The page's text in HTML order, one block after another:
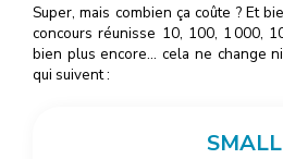
Super, mais combien ça coûte ? Et
concours réunisse 10, 100, 1000,
bien plus encore… cela ne change
qui suivent :
SMALL